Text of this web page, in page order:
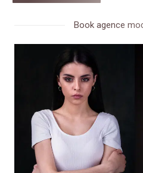
Book agence